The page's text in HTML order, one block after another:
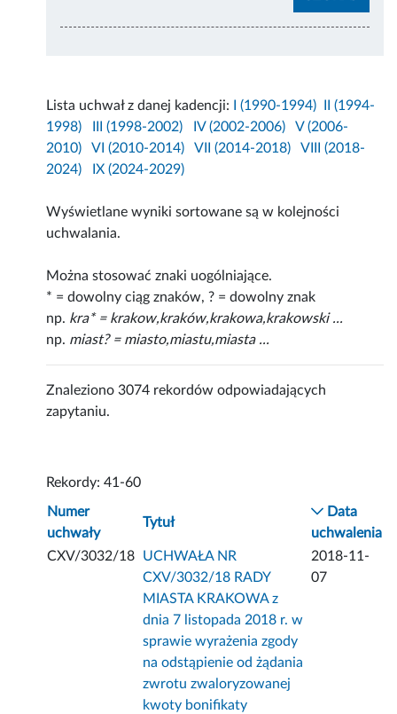
Lista uchwał z danej kadencji: I (1990-1994)
II (1994-
1998)
III (1998-2002) IV (2002-2006)
V (2006-
2010)
VI (2010-2014) VII (2014-2018)
VIII (2018-
2024)
IX (2024-2029)
Wyświetlane wyniki sortowane są w kolejności
uchwalania.
Można stosować znaki uogólniające.
* = dowolny ciąg znaków, ? = dowolny znak
np. kra* = krakow,kraków,krakowa,krakowski ...
np. miast? = miasto,miastu,miasta ...
Znaleziono 3074 rekordów odpowiadających
zapytaniu.
Rekordy: 41-60
Numer
uchwały
Tytuł
Data
uchwalenia
CXV/3032/18
UCHWAŁA NR
CXV/3032/18 RADY
MIASTA KRAKOWA z
dnia 7 listopada 2018 r. w
sprawie wyrażenia zgody
na odstąpienie od żądania
zwrotu zwaloryzowanej
kwoty bonifikaty
2018-11-
07